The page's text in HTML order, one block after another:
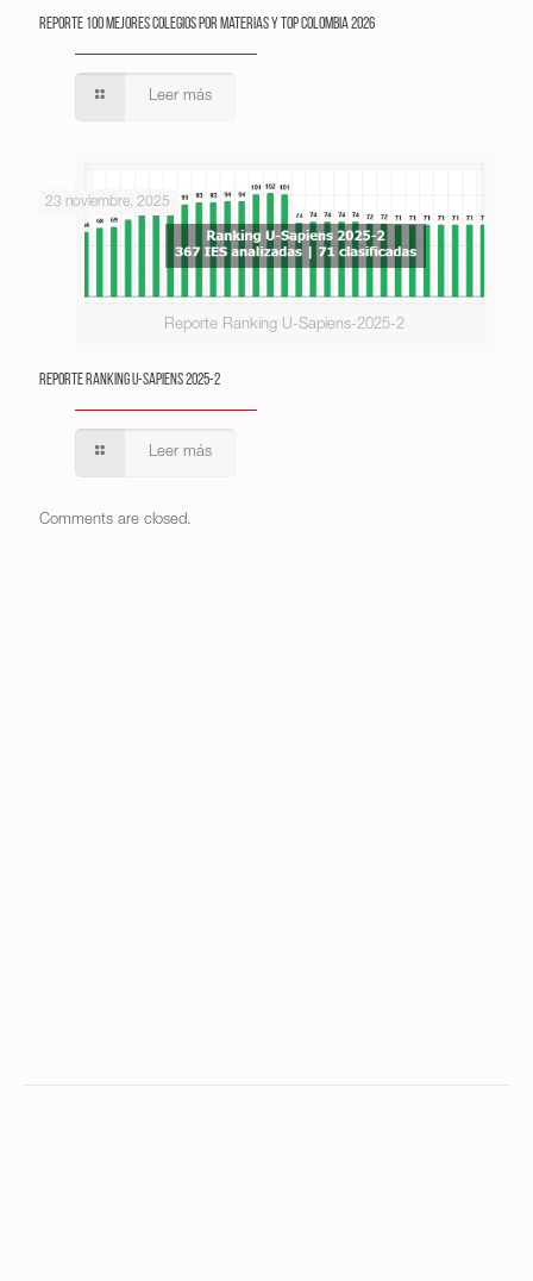
Reporte 100 Mejores Colegios por Materias y Top Colombia 2026
Leer más
Reporte Ranking U-Sapiens-2025-2
23 noviembre, 2025
Reporte Ranking U-Sapiens 2025-2
Leer más
Comments are closed.